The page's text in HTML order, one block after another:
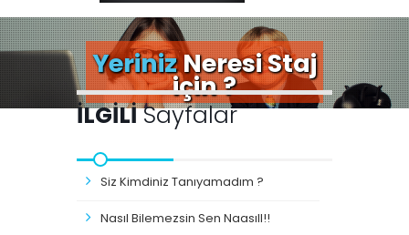
YerinizNeresi Staj
için ?
İLGİLİSayfalar
Siz Kimdiniz Tanıyamadım ?
Nasıl Bilemezsin Sen Naasıll!!